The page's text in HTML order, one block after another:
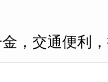
，交通便利